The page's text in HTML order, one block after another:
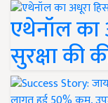
एथेनॉल का
सुरक्षा की